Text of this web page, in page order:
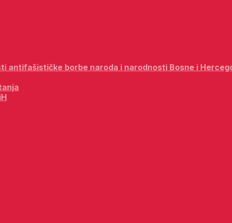
antifašističke borbe naroda i narodnosti Bosne i